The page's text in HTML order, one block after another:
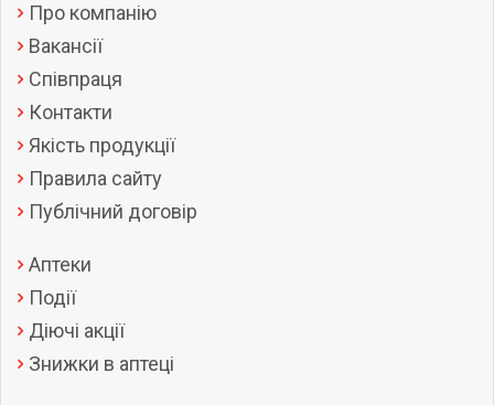
Про компанію
Вакансії
Співпраця
Контакти
Якість продукції
Правила сайту
Публічний договір
Аптеки
Події
Діючі акції
Знижки в аптеці